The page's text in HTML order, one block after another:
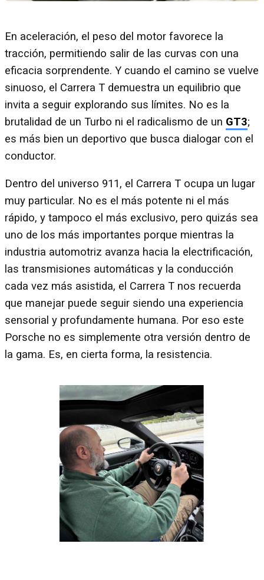
En aceleración, el peso del motor favorece la
tracción, permitiendo salir de las curvas con una
eficacia sorprendente. Y cuando el camino se vuelve
sinuoso, el Carrera T demuestra un equilibrio que
invita a seguir explorando sus límites. No es la
brutalidad de un Turbo ni el radicalismo de un GT3;
es más bien un deportivo que busca dialogar con el
conductor.
Dentro del universo 911, el Carrera T ocupa un lugar
muy particular. No es el más potente ni el más
rápido, y tampoco el más exclusivo, pero quizás sea
uno de los más importantes porque mientras la
industria automotriz avanza hacia la electrificación,
las transmisiones automáticas y la conducción
cada vez más asistida, el Carrera T nos recuerda
que manejar puede seguir siendo una experiencia
sensorial y profundamente humana. Por eso este
Porsche no es simplemente otra versión dentro de
la gama. Es, en cierta forma, la resistencia.